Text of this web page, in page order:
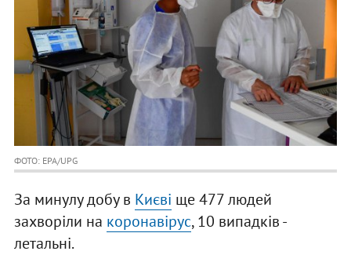
ФОТО: EPA/UPG
За минулу добу в Києві ще 477 людей
захворіли на коронавірус, 10 випадків -
летальні.